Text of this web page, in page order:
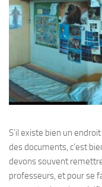
S’il existe bien un
des documents, c’est
devons souvent
professeurs, et pour se